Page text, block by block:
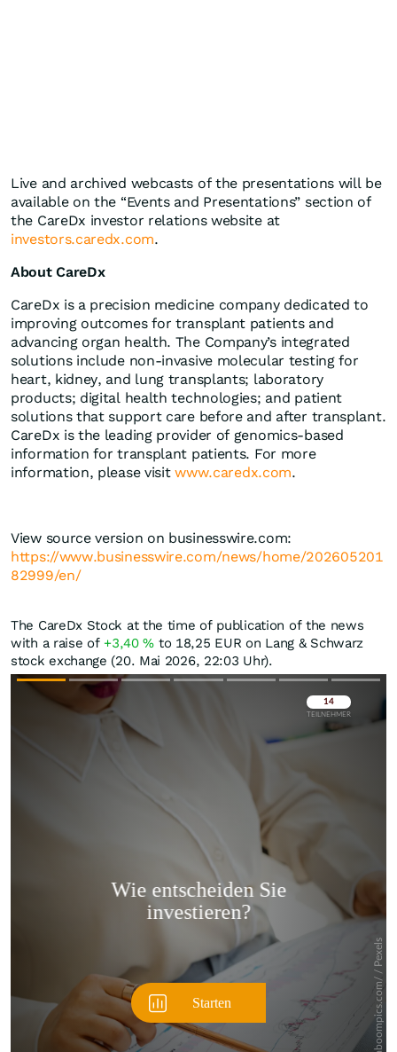
Live and archived webcasts of the presentations will be
available on the “Events and Presentations” section of
the CareDx investor relations website at
investors.caredx.com.
About CareDx
CareDx is a precision medicine company dedicated to
improving outcomes for transplant patients and
advancing organ health. The Company’s integrated
solutions include non‑invasive molecular testing for
heart, kidney, and lung transplants; laboratory
products; digital health technologies; and patient
solutions that support care before and after transplant.
CareDx is the leading provider of genomics‑based
information for transplant patients. For more
information, please visitwww.caredx.com.
View source version on businesswire.com:
https://www.businesswire.com/news/home/202605201
82999/en/
The CareDx Stock at the time of publication of the news
with a raise of +3,40% to 18,25 EUR on Lang & Schwarz
stock exchange (20. Mai 2026, 22:03 Uhr).
Überspringen
Überspringen